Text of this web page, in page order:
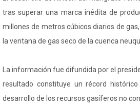
tras superar una marca inédita de
millones de metros cúbicos diarios de
la ventana de gas seco de la cuenca
La información fue difundida por el
resultado constituye un récord
desarrollo de los recursos gasíferos no